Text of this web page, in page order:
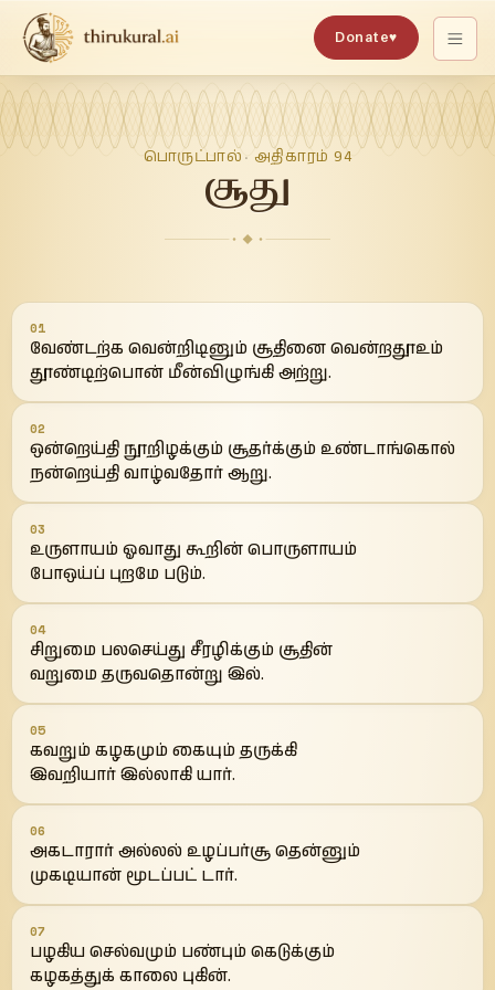
Donate♥
பொருட்பால் · அதிகாரம் 94
சூது
01
வேண்டற்க வென்றிடினும் சூதினை வென்றதூஉம்
தூண்டிற்பொன் மீன்விழுங்கி அற்று.
02
ஒன்றெய்தி நூறிழக்கும் சூதர்க்கும் உண்டாங்கொல்
நன்றெய்தி வாழ்வதோர் ஆறு.
03
உருளாயம் ஓவாது கூறின் பொருளாயம்
போஒய்ப் புறமே படும்.
04
சிறுமை பலசெய்து சீரழிக்கும் சூதின்
வறுமை தருவதொன்று இல்.
05
கவறும் கழகமும் கையும் தருக்கி
இவறியார் இல்லாகி யார்.
06
அகடாரார் அல்லல் உழப்பர்சூ தென்னும்
முகடியான் மூடப்பட் டார்.
07
பழகிய செல்வமும் பண்பும் கெடுக்கும்
கழகத்துக் காலை புகின்.